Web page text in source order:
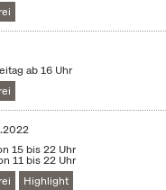
ab 16 Uhr
15 bis 22 Uhr
11 bis 22 Uhr
Highlight